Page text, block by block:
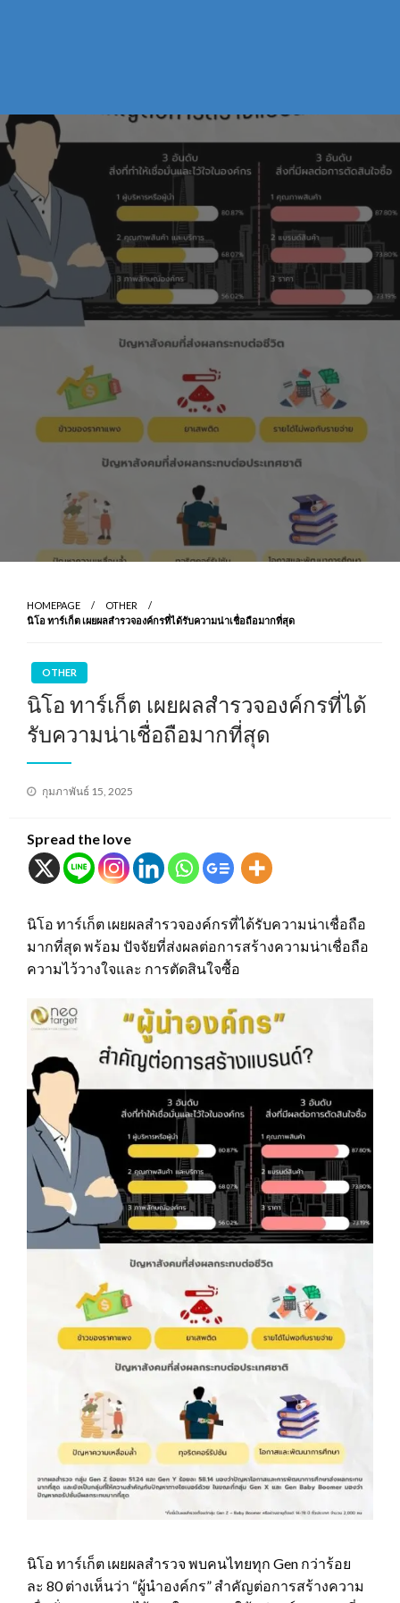
HOMEPAGE
OTHER
นิโอ ทาร์เก็ต เผยผลสำรวจองค์กรที่ได้รับความน่าเชื่อถือมากที่สุด
OTHER
นิโอ ทาร์เก็ต เผยผลสำรวจองค์กรที่ได้
รับความน่าเชื่อถือมากที่สุด
Posted
กุมภาพันธ์ 15, 2025
Spread the love
นิโอ ทาร์เก็ต เผยผลสำรวจองค์กรที่ได้รับความน่าเชื่อถือ
มากที่สุด พร้อม ปัจจัยที่ส่งผลต่อการสร้างความน่าเชื่อถือ
ความไว้วางใจและ การตัดสินใจซื้อ
นิโอ ทาร์เก็ต เผยผลสำรวจ พบคนไทยทุก Gen กว่าร้อย
ละ 80 ต่างเห็นว่า “ผู้นำองค์กร” สำคัญต่อการสร้างความ